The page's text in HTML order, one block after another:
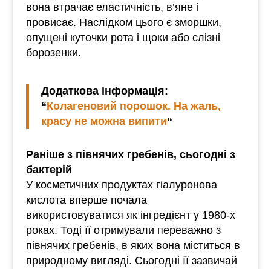
вона втрачає еластичність, в’яне і
провисає. Наслідком цього є зморшки,
опущені куточки рота і щоки або слізні
борозенки.
Додаткова інформація:
“Колагеновий порошок. На жаль,
красу не можна випити“
Раніше з півнячих гребенів, сьогодні з
бактерій
У косметичних продуктах гіалуронова
кислота вперше почала
використовуватися як інгредієнт у 1980-х
роках. Тоді її отримували переважно з
півнячих гребенів, в яких вона міститься в
природному вигляді. Сьогодні її зазвичай